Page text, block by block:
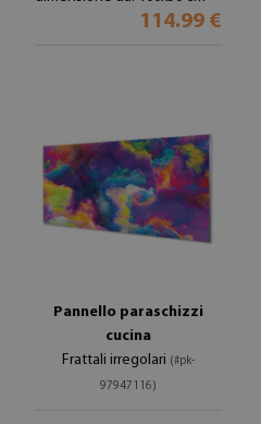
114.99 €
Pannello paraschizzi
cucina
Frattali irregolari (#pk-
97947116)